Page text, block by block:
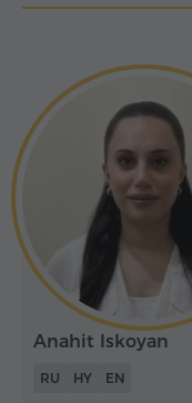
Anahit Iskoyan
RU HY EN